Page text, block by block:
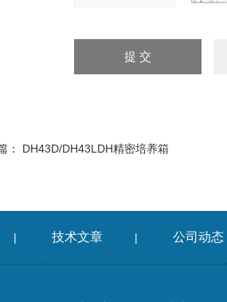
： DH43D/DH43LDH精密培养箱
| 技术文章 | 公司动态